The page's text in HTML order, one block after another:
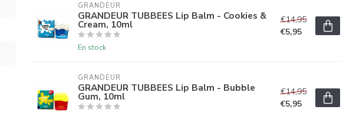
GRANDEUR
GRANDEUR TUBBEES Lip Balm - Cookies &
Cream, 10ml
En stock
€14,95
€5,95
GRANDEUR
GRANDEUR TUBBEES Lip Balm - Bubble
Gum, 10ml
€14,95
€5,95